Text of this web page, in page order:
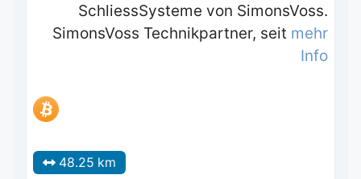
SchliessSysteme von SimonsVoss.
SimonsVoss Technikpartner, seit mehr
Info
48.25 km